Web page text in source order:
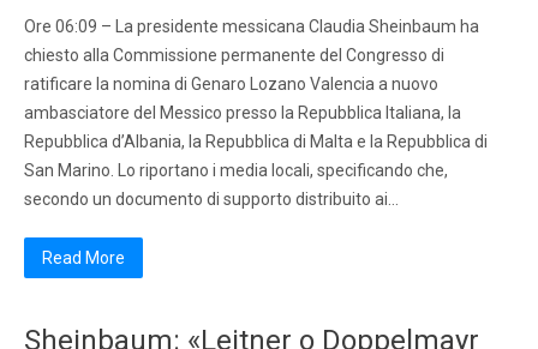
Ore 06:09 – La presidente messicana Claudia Sheinbaum ha
chiesto alla Commissione permanente del Congresso di
ratificare la nomina di Genaro Lozano Valencia a nuovo
ambasciatore del Messico presso la Repubblica Italiana, la
Repubblica d’Albania, la Repubblica di Malta e la Repubblica di
San Marino. Lo riportano i media locali, specificando che,
secondo un documento di supporto distribuito ai…
Read More
Sheinbaum: «Leitner o Doppelmayr